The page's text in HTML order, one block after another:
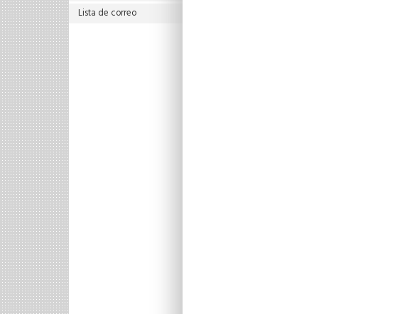
Lista de correo